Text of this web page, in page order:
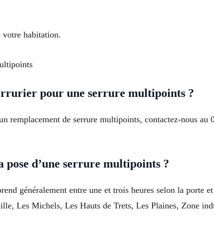
votre habitation.
pour une serrure multipoints ?
remplacement de serrure multipoints, contactez-nous
pose d’une serrure multipoints ?
généralement entre une et trois heures selon la porte
Les Michels, Les Hauts de Trets, Les Plaines, Zone